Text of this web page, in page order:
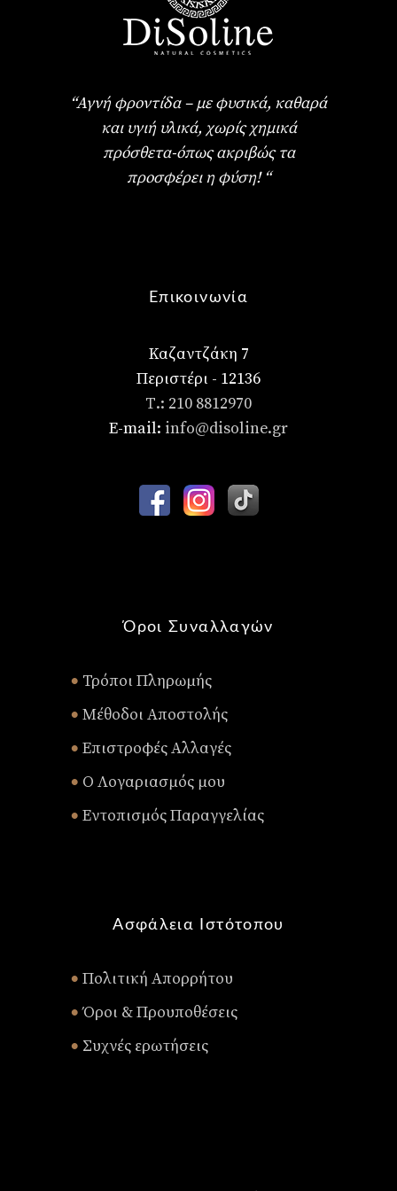
“Αγνή φροντίδα – με φυσικά, καθαρά
και υγιή υλικά, χωρίς χημικά
πρόσθετα-όπως ακριβώς τα
προσφέρει η φύση! “
Επικοινωνία
Καζαντζάκη 7
Περιστέρι - 12136
Τ.: 210 8812970
E-mail: info@disoline.gr
Όροι Συναλλαγών
• Τρόποι Πληρωμής
• Μέθοδοι Αποστολής
• Επιστροφές Αλλαγές
• Ο Λογαριασμός μου
• Εντοπισμός Παραγγελίας
Ασφάλεια Ιστότοπου
• Πολιτική Απορρήτου
• Όροι & Προυποθέσεις
• Συχνές ερωτήσεις